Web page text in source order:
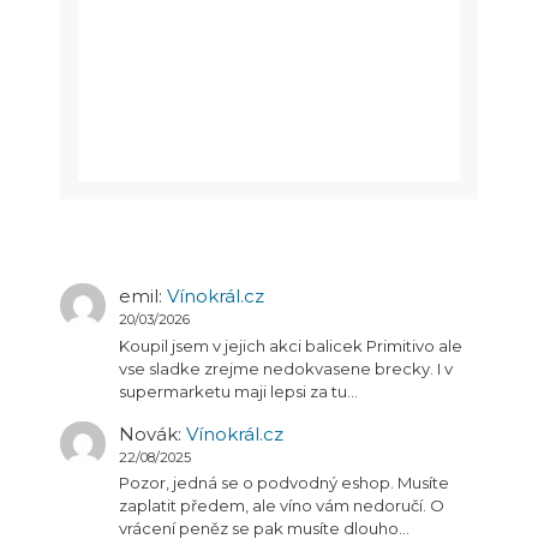
emil: Vínokrál.cz
20/03/2026
Koupil jsem v jejich akci balicek Primitivo ale
vse sladke zrejme nedokvasene brecky. I v
supermarketu maji lepsi za tu…
Novák: Vínokrál.cz
22/08/2025
Pozor, jedná se o podvodný eshop. Musíte
zaplatit předem, ale víno vám nedoručí. O
vrácení peněz se pak musíte dlouho…